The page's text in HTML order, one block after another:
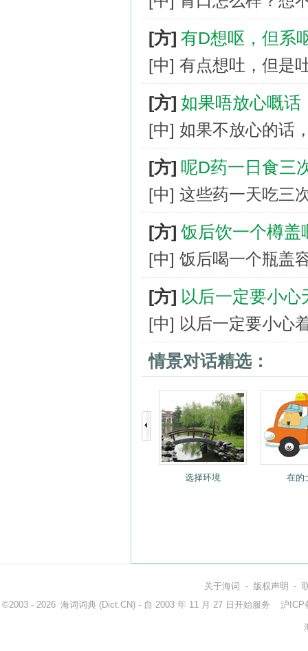
[方] 有D想呕，但系
[中] 有点想吐，但是
[方] 如果唔放心嘅话
[中] 如果不放心的话
[方] 呢D药一日食三
[中] 这些药一天吃三
[方] 饭后饮一个樽盖
[中] 饭后喝一个瓶盖
[方] 以后一定要小
[中] 以后一定要小心
情景对话精选：
选择环境 在的
关于海词 - 版权声明 -
©2003 - 2026 海词词典 (Dict.CN) - 自 2003 年 11 月 27 日开始服务 沪ICP